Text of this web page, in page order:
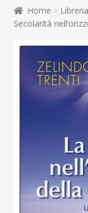
Contatti
Don Bosco
Home
Secolarità